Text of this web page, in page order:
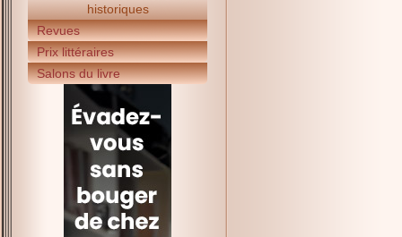
historiques
Revues
Prix littéraires
Salons du livre